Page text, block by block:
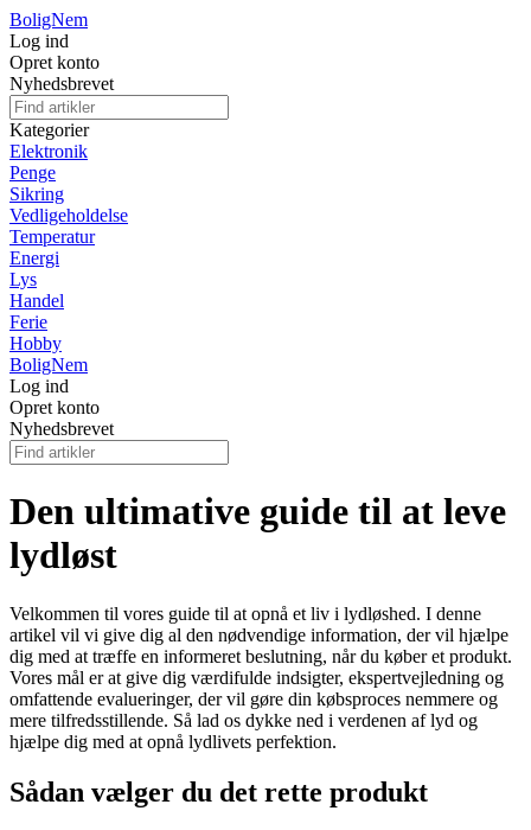
BoligNem
Log ind
Opret konto
Nyhedsbrevet
Kategorier
Elektronik
Penge
Sikring
Vedligeholdelse
Temperatur
Energi
Lys
Handel
Ferie
Hobby
BoligNem
Log ind
Opret konto
Nyhedsbrevet
Den ultimative guide til at leve
lydløst
Velkommen til vores guide til at opnå et liv i lydløshed. I denne
artikel vil vi give dig al den nødvendige information, der vil hjælpe
dig med at træffe en informeret beslutning, når du køber et produkt.
Vores mål er at give dig værdifulde indsigter, ekspertvejledning og
omfattende evalueringer, der vil gøre din købsproces nemmere og
mere tilfredsstillende. Så lad os dykke ned i verdenen af lyd og
hjælpe dig med at opnå lydlivets perfektion.
Sådan vælger du det rette produkt